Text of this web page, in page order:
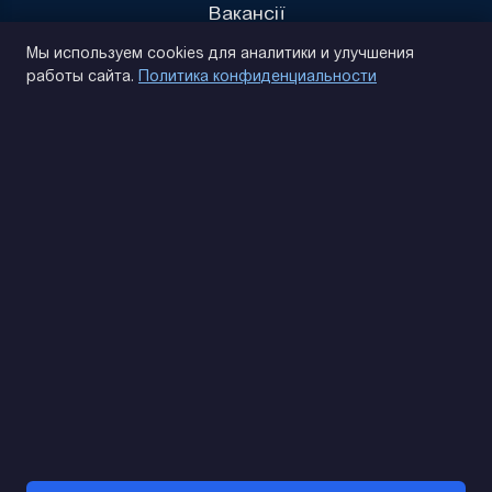
Вакансії
Мы используем cookies для аналитики и улучшения
работы сайта. Политика конфиденциальности